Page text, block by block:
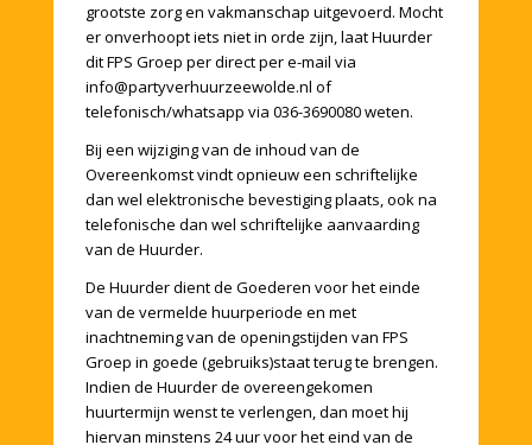
grootste zorg en vakmanschap uitgevoerd. Mocht
er onverhoopt iets niet in orde zijn, laat Huurder
dit FPS Groep per direct per e-mail via
info@partyverhuurzeewolde.nl of
telefonisch/whatsapp via 036-3690080 weten.
Bij een wijziging van de inhoud van de
Overeenkomst vindt opnieuw een schriftelijke
dan wel elektronische bevestiging plaats, ook na
telefonische dan wel schriftelijke aanvaarding
van de Huurder.
De Huurder dient de Goederen voor het einde
van de vermelde huurperiode en met
inachtneming van de openingstijden van FPS
Groep in goede (gebruiks)staat terug te brengen.
Indien de Huurder de overeengekomen
huurtermijn wenst te verlengen, dan moet hij
hiervan minstens 24 uur voor het eind van de